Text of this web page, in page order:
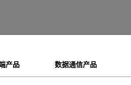
产品 数据通信产品